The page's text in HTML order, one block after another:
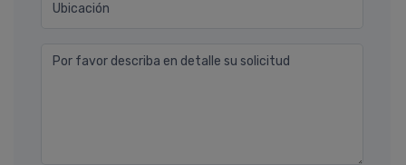
Ubicación
Por favor describa en detalle su solicitud